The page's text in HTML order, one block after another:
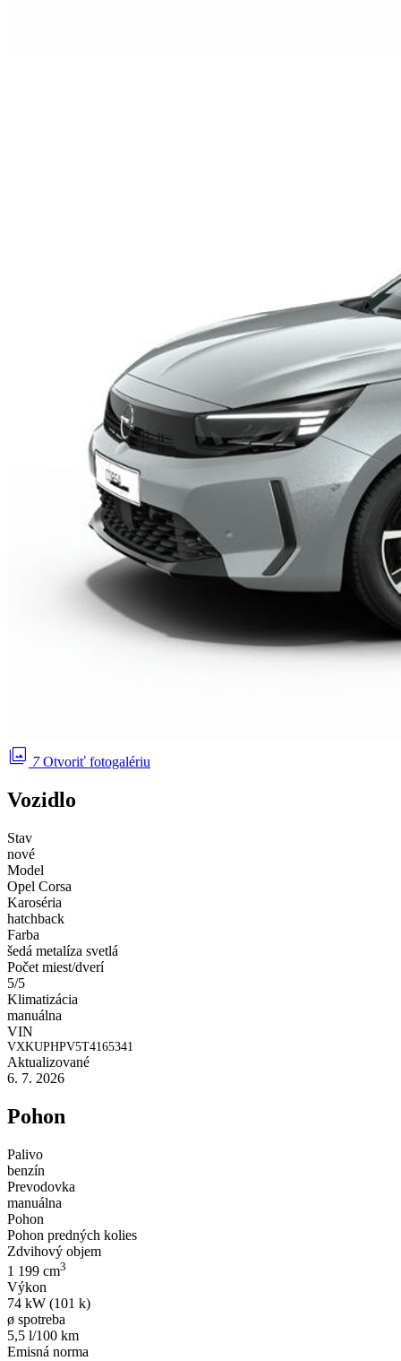
photo_library 7 Otvoriť fotogalériu
Vozidlo
Stav
nové
Model
Opel Corsa
Karoséria
hatchback
Farba
šedá metalíza svetlá
Počet miest/dverí
5/5
Klimatizácia
manuálna
VIN
VXKUPHPV5T4165341
Aktualizované
6. 7. 2026
Pohon
Palivo
benzín
Prevodovka
manuálna
Pohon
Pohon predných kolies
Zdvihový objem
1 199 cm3
Výkon
74 kW (101 k)
ø spotreba
5,5 l/100 km
Emisná norma